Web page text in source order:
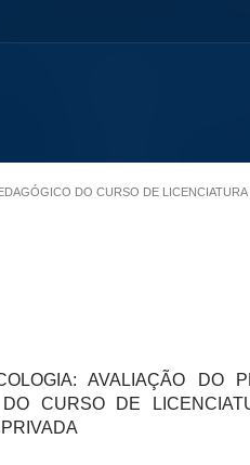
DO CURSO DE
AVALIAÇÃO DO
DO CURSO DE